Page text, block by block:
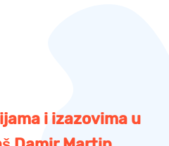
i izazovima u